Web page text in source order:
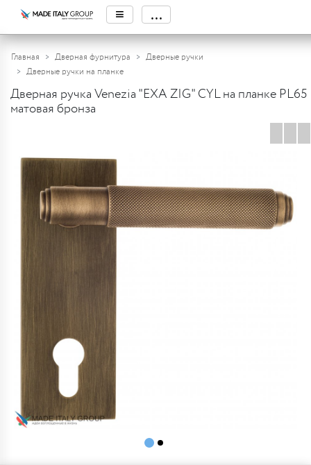
≡ ...
Главная Дверная фурнитура
Дверные ручки
Дверные ручки на планке
Дверная ручка Venezia "EXA ZIG" CYL на планке PL65
матовая бронза